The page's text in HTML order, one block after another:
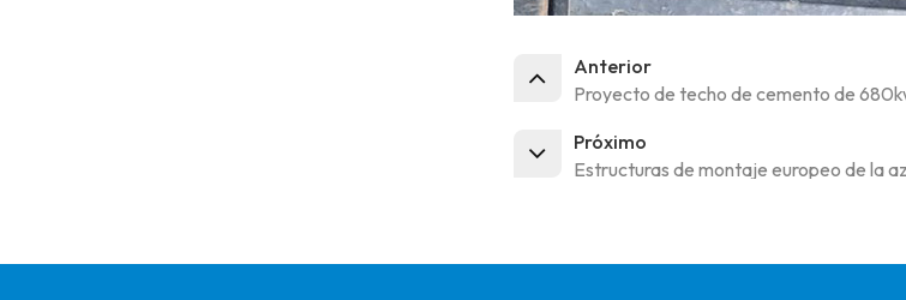
Anterior
Proyecto de techo de cemento de
Próximo
Estructuras de montaje europeo de la